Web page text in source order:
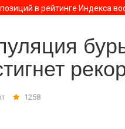
в рейтинге Индекса
1258